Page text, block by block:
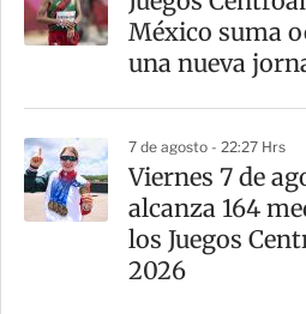
México suma
una nueva
7 de agosto - 22:27 Hrs
Viernes 7 de
alcanza 164
los Juegos
2026